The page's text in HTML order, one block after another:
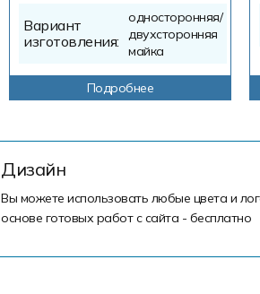
Вариант
изготовления:
односторонняя/
двухсторонняя
майка
Подробнее
Дизайн
Вы можете использовать любые цвета и
основе готовых работ с сайта - бесплатно